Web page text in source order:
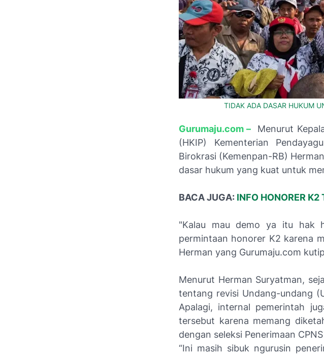
TIDAK ADA DASAR HUKUM
Gurumaju.com – Menurut
(HKIP) Kementerian
Birokrasi (Kemenpan-RB)
dasar hukum yang kuat untuk
BACA JUGA: INFO HONORER K2
"Kalau mau demo ya itu hak
permintaan honorer K2 karena
Herman yang Gurumaju.com
Menurut Herman Suryatman,
tentang revisi Undang-undang
Apalagi, internal pemerintah
tersebut karena memang
dengan seleksi Penerimaan
“Ini masih sibuk ngurusin